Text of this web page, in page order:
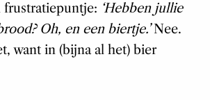
frustratiepuntje: ‘Hebben jullie
Oh, en een biertje.’Nee.
want in (bijna al het) bier